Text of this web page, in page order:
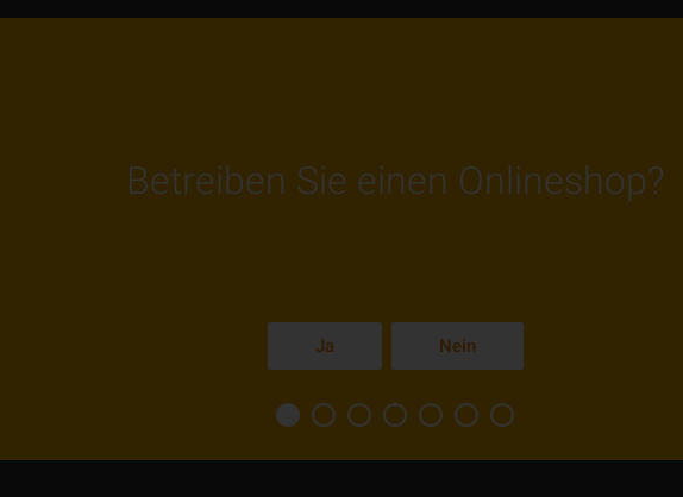
Betreiben Sie einen Onlineshop?
Ja Nein